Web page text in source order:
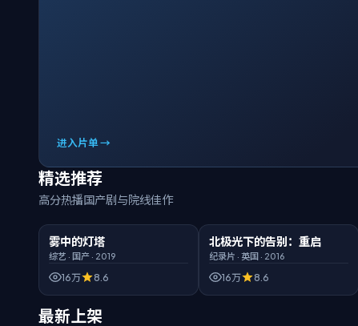
进入片单 →
精选推荐
高分热播国产剧与院线佳作
精选
雾中的灯塔
综艺 · 国产 · 2019
16万 8.6
精选
北极光下的告别：重启
纪录片 · 英国 · 2016
16万 8.6
最新上架